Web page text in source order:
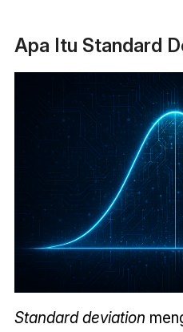
Apa Itu Standard
Standard deviation